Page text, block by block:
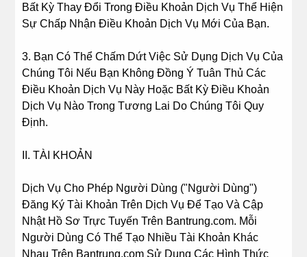
Bất Kỳ Thay Đổi Trong Điều Khoản Dịch Vụ Thể Hiện
Sự Chấp Nhận Điều Khoản Dịch Vụ Mới Của Bạn.
3. Bạn Có Thể Chấm Dứt Việc Sử Dụng Dịch Vụ Của
Chúng Tôi Nếu Bạn Không Đồng Ý Tuân Thủ Các
Điều Khoản Dịch Vụ Này Hoặc Bất Kỳ Điều Khoản
Dịch Vụ Nào Trong Tương Lai Do Chúng Tôi Quy
Định.
II. TÀI KHOẢN
Dịch Vụ Cho Phép Người Dùng ("Người Dùng")
Đăng Ký Tài Khoản Trên Dịch Vụ Để Tạo Và Cập
Nhật Hồ Sơ Trực Tuyến Trên Bantrung.com. Mỗi
Người Dùng Có Thể Tạo Nhiều Tài Khoản Khác
Nhau Trên Bantrung.com Sử Dụng Các Hình Thức